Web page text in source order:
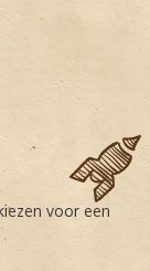
voor een